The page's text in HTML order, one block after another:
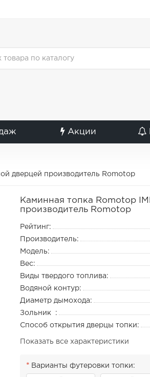
Акции
дверцей производитель Romotop
Каминная топка Romotop
производитель Romotop
Рейтинг:
Производитель:
Модель:
Вес:
Виды твердого топлива:
Водяной контур:
Диаметр дымохода:
Зольник :
Способ открытия дверцы топки:
Показать все характеристики
Варианты футеровки топки: